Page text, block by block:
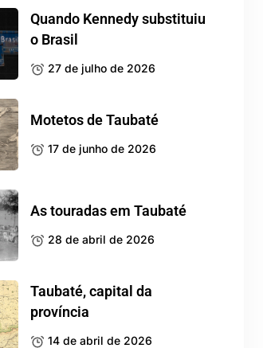
Quando Kennedy substituiu
o Brasil
27 de julho de 2026
Motetos de Taubaté
17 de junho de 2026
As touradas em Taubaté
28 de abril de 2026
Taubaté, capital da
província
14 de abril de 2026